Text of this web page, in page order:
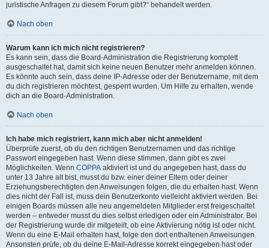
juristische Anfragen zu diesem Forum gibt?“ behandelt werden.
Nach oben
Warum kann ich mich nicht registrieren?
Es kann sein, dass die Board-Administration die Registrierung komplett
ausgeschaltet hat, damit sich keine neuen Benutzer mehr anmelden können.
Es könnte auch sein, dass deine IP-Adresse oder der Benutzername, mit dem
du dich registrieren möchtest, gesperrt wurden. Um Hilfe zu erhalten, wende
dich an die Board-Administration.
Nach oben
Ich habe mich registriert, kann mich aber nicht anmelden!
Überprüfe zuerst, ob du den richtigen Benutzernamen und das richtige
Passwort eingegeben hast. Wenn diese stimmen, dann gibt es zwei
Möglichkeiten. Wenn COPPA aktiviert ist und du angegeben hast, dass du
unter 13 Jahre alt bist, musst du bzw. einer deiner Eltern oder deiner
Erziehungsberechtigten den Anweisungen folgen, die du erhalten hast. Wenn
dies nicht der Fall ist, muss dein Benutzerkonto vielleicht aktiviert werden. Bei
einigen Boards müssen alle neu angemeldeten Mitglieder erst freigeschaltet
werden – entweder musst du dies selbst erledigen oder ein Administrator. Bei
der Registrierung wurde dir mitgeteilt, ob eine Aktivierung nötig ist oder nicht.
Wenn du eine E-Mail erhalten hast, folge den dort enthaltenen Anweisungen.
Ansonsten prüfe, ob du deine E-Mail-Adresse korrekt eingegeben hast oder